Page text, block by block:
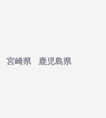
宮崎県
鹿児島県